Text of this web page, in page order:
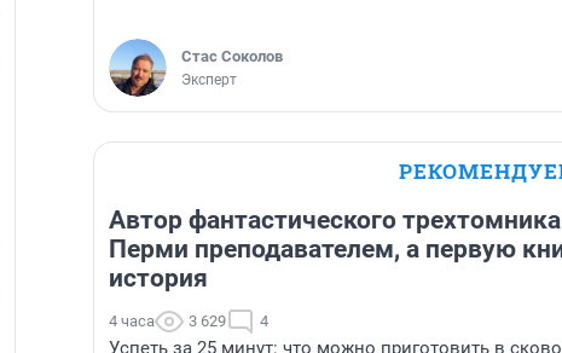
Стас Соколов
Эксперт
Автор фантастического
Перми преподавателем, а первую
история
4 часа 3 629 4
Успеть за 25 минут: что можно приготовить в